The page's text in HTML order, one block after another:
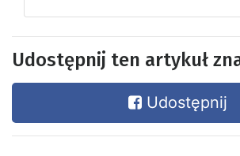
Udostępnij ten artykuł
Udostępnij